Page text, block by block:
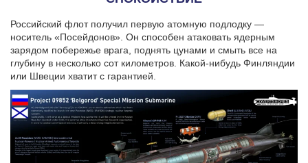
Российский флот получил первую атомную подлодку —
носитель «Посейдонов». Он способен атаковать ядерным
зарядом побережье врага, поднять цунами и смыть все на
глубину в несколько сот километров. Какой-нибудь Финляндии
или Швеции хватит с гарантией.